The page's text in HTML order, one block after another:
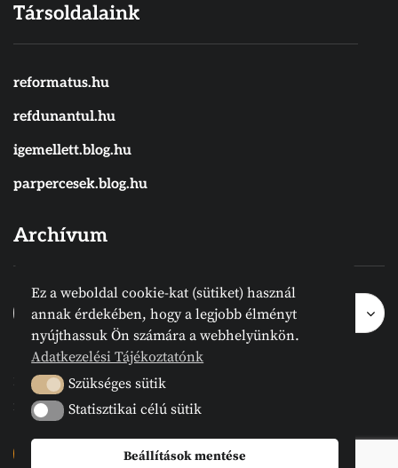
Társoldalaink
reformatus.hu
refdunantul.hu
igemellett.blog.hu
parpercesek.blog.hu
Archívum
Archívum
Hónap kijelölése
Archívum
2024 © Megvanirva.hu - Minden jog
fenntartva.
Ez a weboldal cookie-kat (sütiket) használ
annak érdekében, hogy a legjobb élményt
nyújthassuk Ön számára a webhelyünkön.
Adatkezelési Tájékoztatónk
Szükséges sütik
Szükséges sütik
Statisztikai célú sütik
Statisztikai célú sütik
Beállítások mentése